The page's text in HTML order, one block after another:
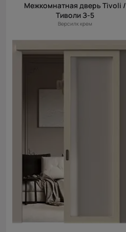
Межкомнатная дверь Tivoli /
Тиволи З-5
Версилк крем